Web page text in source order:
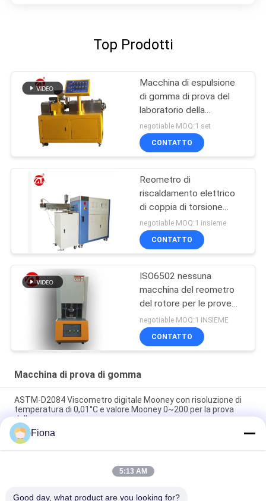
Top Prodotti
Macchina di espulsione
di gomma di prova del
laboratorio della
macchina della vite di
gomma del gemello per
PA del PC del PVC
negotiable MOQ:1 set
CONTATTO
Reometro di
riscaldamento elettrico
di coppia di torsione
60ML più la gamma 0-
300Nm di coppia di
torsione del miscelatore
negotiable MOQ:1 insieme
CONTATTO
ISO6502 nessuna
macchina del reometro
del rotore per le prove
della gomma
negotiable MOQ:1 INSIEME
CONTATTO
Macchina di prova di gomma
ASTM-D2084 Viscometro digitale Mooney con risoluzione di
temperatura di 0,01°C e valore Mooney 0~200 per la prova
della gomma
Macchina di prova di gomma utilizzata laboratorio del singolo
del chip reometro di controllo senza rotore
Tester di impatto digitale ISO 180 con velocità di impatto di
Fiona
5:13 AM
Good day, what product are you looking for?